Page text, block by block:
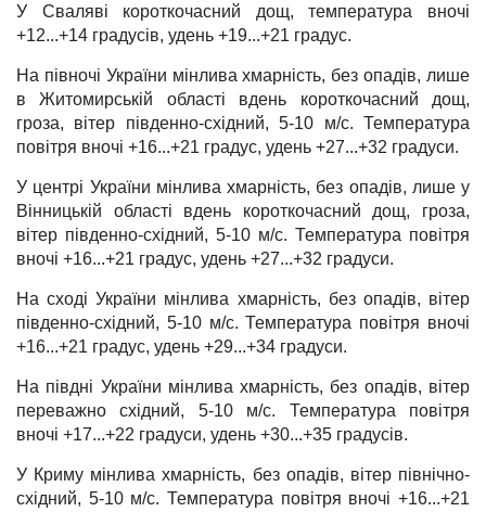
У Сваляві короткочасний дощ, температура вночі
+12...+14 градусів, удень +19...+21 градус.
На півночі України мінлива хмарність, без опадів, лише
в Житомирській області вдень короткочасний дощ,
гроза, вітер південно-східний, 5-10 м/с. Температура
повітря вночі +16...+21 градус, удень +27...+32 градуси.
У центрі України мінлива хмарність, без опадів, лише у
Вінницькій області вдень короткочасний дощ, гроза,
вітер південно-східний, 5-10 м/с. Температура повітря
вночі +16...+21 градус, удень +27...+32 градуси.
На сході України мінлива хмарність, без опадів, вітер
південно-східний, 5-10 м/с. Температура повітря вночі
+16...+21 градус, удень +29...+34 градуси.
На півдні України мінлива хмарність, без опадів, вітер
переважно східний, 5-10 м/с. Температура повітря
вночі +17...+22 градуси, удень +30...+35 градусів.
У Криму мінлива хмарність, без опадів, вітер північно-
східний, 5-10 м/с. Температура повітря вночі +16...+21